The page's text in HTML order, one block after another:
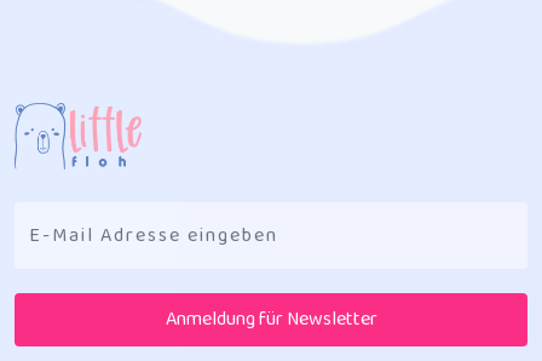
Anmeldung für Newsletter